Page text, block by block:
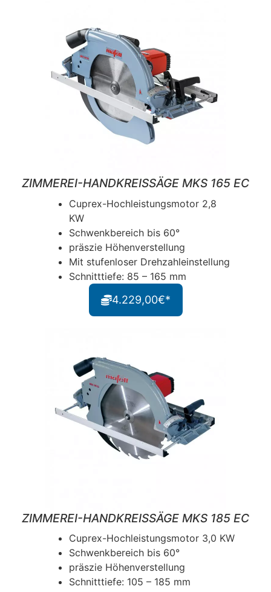
ZIMMEREI-HANDKREISSÄGE MKS 165 EC
Cuprex-Hochleistungsmotor 2,8
KW
Schwenkbereich bis 60°
präszie Höhenverstellung
Mit stufenloser Drehzahleinstellung
Schnitttiefe: 85 – 165 mm
4.229,00€*
ZIMMEREI-HANDKREISSÄGE MKS 185 EC
Cuprex-Hochleistungsmotor 3,0 KW
Schwenkbereich bis 60°
präszie Höhenverstellung
Schnitttiefe: 105 – 185 mm